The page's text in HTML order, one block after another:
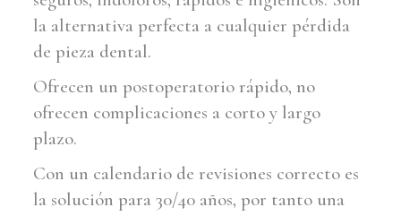
la alternativa perfecta a cualquier pérdida
de pieza dental.
Ofrecen un postoperatorio rápido, no
ofrecen complicaciones a corto y largo
plazo.
Con un calendario de revisiones correcto es
la solución para 30/40 años, por tanto una